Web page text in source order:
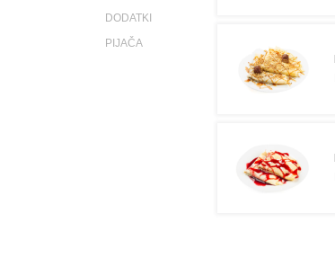
DODATKI
PIJAČA